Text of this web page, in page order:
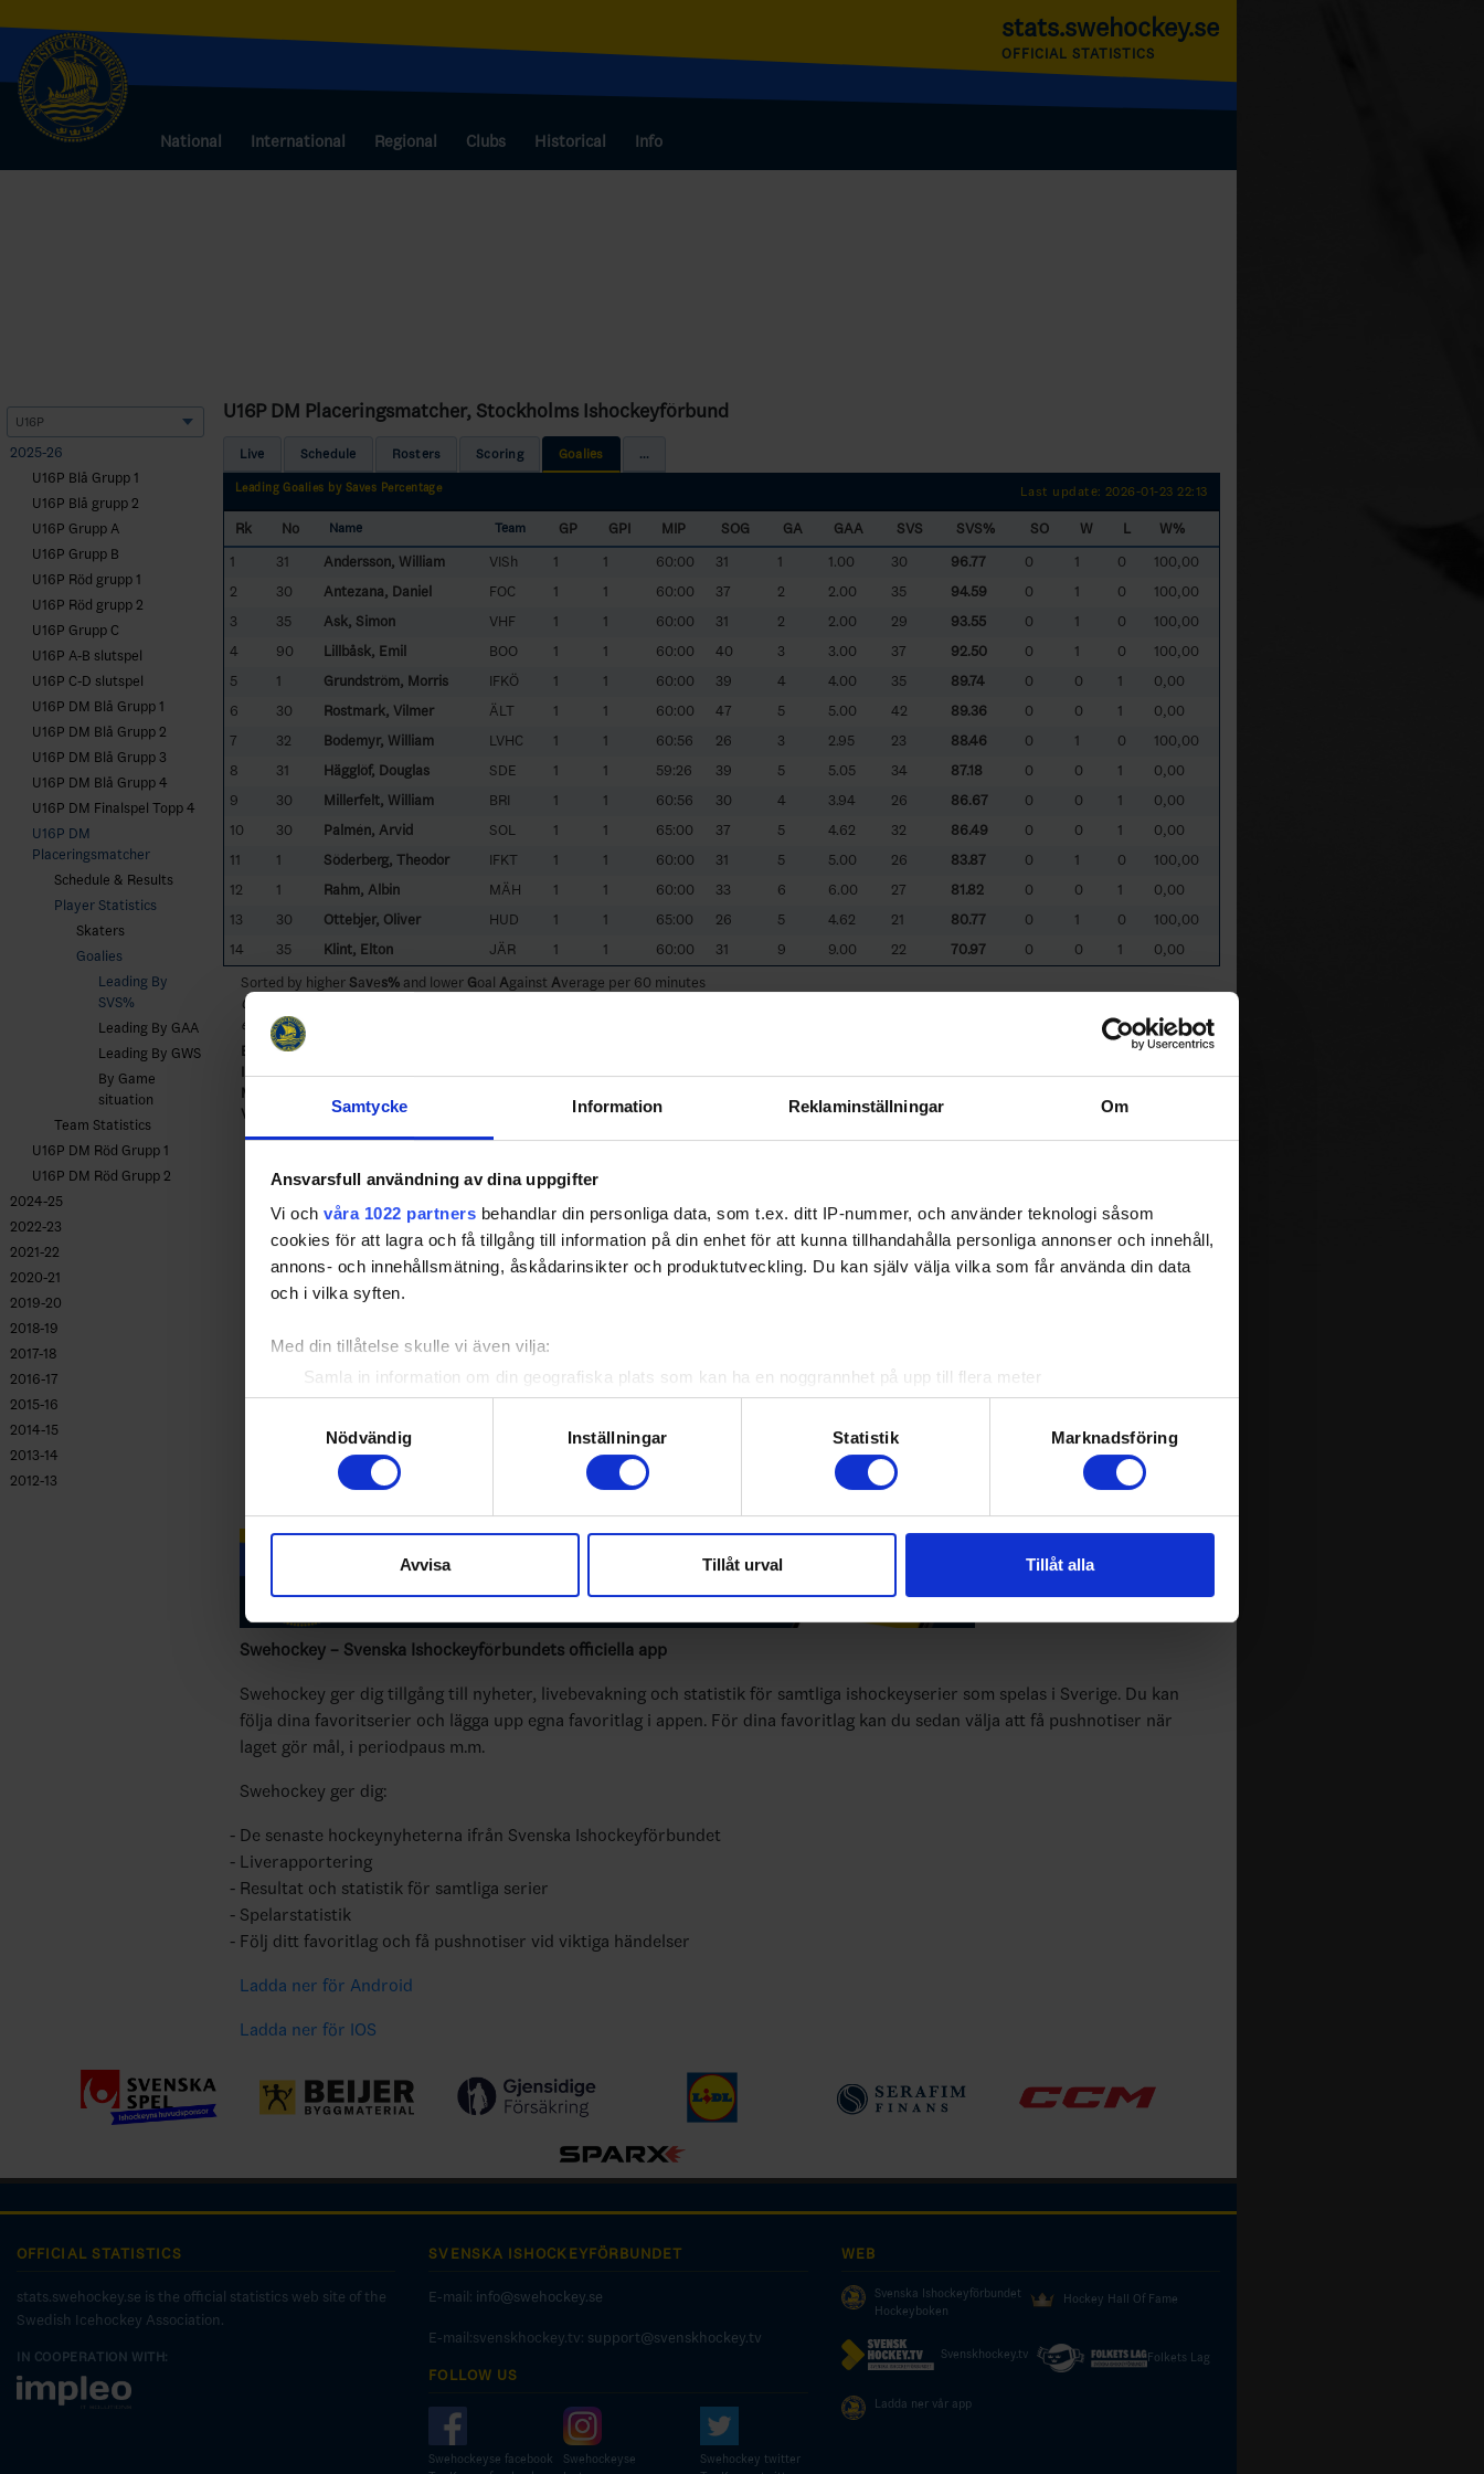
Samtycke Information Reklaminställningar Om
Ansvarsfull användning av dina uppgifter
Vi och våra 1022 partners behandlar din personliga data, som t.ex. ditt IP-nummer, och använder teknologi såsom
cookies för att lagra och få tillgång till information på din enhet för att kunna tillhandahålla personliga annonser och innehåll,
annons- och innehållsmätning, åskådarinsikter och produktutveckling. Du kan själv välja vilka som får använda din data
och i vilka syften.
Med din tillåtelse skulle vi även vilja:
Samla in information om din geografiska plats som kan ha en noggrannhet på upp till flera meter
Identifiera din enhet genom att aktivt skanna den för specifika kännetecken (fingeravtryck)
Ta reda på mer om hur dina personliga uppgifter behandlas och ställ in dina preferenser i
detaljsektionen. Du kan ändra
eller dra tillbaka ditt samtycke när som helst från cookie-förklaringen.
Vi använder enhetsidentifierare för att anpassa innehållet och annonserna till användarna, tillhandahålla funktioner för
sociala medier och analysera vår trafik. Vi vidarebefordrar även sådana identifierare och annan information från din enhet
till de sociala medier och annons- och analysföretag som vi samarbetar med. Dessa kan i sin tur kombinera informationen
med annan information som du har tillhandahållit eller som de har samlat in när du har använt deras tjänster.
Nödvändig
Inställningar Statistik Marknadsföring
Avvisa Tillåt urval Tillåt alla
National International Regional Clubs Historical Info
stats.swehockey.se
OFFICIAL STATISTICS
2025-26
U16P Blå Grupp 1
U16P Blå grupp 2
U16P Grupp A
U16P Grupp B
U16P Röd grupp 1
U16P Röd grupp 2
U16P Grupp C
U16P A-B slutspel
U16P C-D slutspel
U16P DM Blå Grupp 1
U16P DM Blå Grupp 2
U16P DM Blå Grupp 3
U16P DM Blå Grupp 4
U16P DM Finalspel Topp 4
U16P DM
Placeringsmatcher
Schedule & Results
Player Statistics
Skaters
Goalies
Leading By
SVS%
Leading By GAA
Leading By GWS
By Game
situation
Team Statistics
U16P DM Röd Grupp 1
U16P DM Röd Grupp 2
2024-25
2022-23
2021-22
2020-21
2019-20
2018-19
2017-18
2016-17
2015-16
2014-15
2013-14
2012-13
U16P DM Placeringsmatcher, Stockholms Ishockeyförbund
Live Schedule Rosters Scoring Goalies ...
Leading Goalies by Saves Percentage Last update: 2026-01-23 22:13
Rk No Name Team GP GPI MIP SOG GA GAA SVS SVS% SO W L
W%
1
31 Andersson, William VISh 1 1 60:00 31 1 1.00 30 96.77 0 1 0
100,00
2
30 Antezana, Daniel FOC 1 1 60:00 37 2 2.00 35 94.59 0 1 0
100,00
3
35 Ask, Simon VHF 1 1 60:00 31 2 2.00 29 93.55 0 1 0
100,00
4
90 Lillbåsk, Emil BOO 1 1 60:00 40 3 3.00 37 92.50 0 1 0
100,00
5
1 Grundström, Morris IFKÖ 1 1 60:00 39 4 4.00 35 89.74 0 0 1
0,00
6
30 Rostmark, Vilmer ÄLT 1 1 60:00 47 5 5.00 42 89.36 0 0 1
0,00
7
32 Bodemyr, William LVHC 1 1 60:56 26 3 2.95 23 88.46 0 1 0
100,00
8
31 Hägglöf, Douglas SDE 1 1 59:26 39 5 5.05 34 87.18 0 0 1
0,00
9
30 Millerfelt, William BRI 1 1 60:56 30 4 3.94 26 86.67 0 0 1
0,00
10
30 Palmén, Arvid SOL 1 1 65:00 37 5 4.62 32 86.49 0 0 1
0,00
11
1 Söderberg, Theodor IFKT 1 1 60:00 31 5 5.00 26 83.87 0 1 0
100,00
12
1 Rahm, Albin MÄH 1 1 60:00 33 6 6.00 27 81.82 0 0 1
0,00
13
30 Ottebjer, Oliver HUD 1 1 65:00 26 5 4.62 21 80.77 0 1 0
100,00
14
35 Klint, Elton JÄR 1 1 60:00 31 9 9.00 22 70.97 0 0 1
0,00
Sorted by higherSaves%and lower Goal Against Average per 60 minutes
Only goalies who particated more than 40% of their teams total game time will be included in the ranking. Please note that Game Winning Shots are
excluded in Leading Goalies.
BOO
- Boo HC
IFKT
MÄH
VHF
- Vallentuna Hockey - Viggbyholms IK - Visby/Roma HK
Swehockey – Svenska Ishockeyförbundets officiella app
Swehockey ger dig tillgång till nyheter, livebevakning och statistik för samtliga ishockeyserier som spelas i Sverige. Du kan
följa dina favoritserier och lägga upp egna favoritlag i appen. För dina favoritlag kan du sedan välja att få pushnotiser när
laget gör mål, i periodpaus m.m.
Swehockey ger dig:
De senaste hockeynyheterna ifrån Svenska Ishockeyförbundet
Liverapportering
Resultat och statistik för samtliga serier
Spelarstatistik
Följ ditt favoritlag och få pushnotiser vid viktiga händelser
Ladda ner för Android
Ladda ner för IOS
OFFICIAL STATISTICS
stats.swehockey.se is the official statistics web site of the
Swedish Icehockey Association.
IN COOPERATION WITH:
SVENSKA ISHOCKEYFÖRBUNDET
E-mail: info@swehockey.se
E-mail:svenskhockey.tv: support@svenskhockey.tv
FOLLOW US
Swehockeyse facebook
Swehockeyse
Swehockey twitter
WEB
Svenska Ishockeyförbundet
Hockeyboken
Hockey Hall Of Fame
Svenskhockey.tv Folkets Lag
Ladda ner vår app